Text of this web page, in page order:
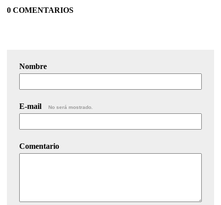
0 COMENTARIOS
Nombre
E-mail No será mostrado.
Comentario